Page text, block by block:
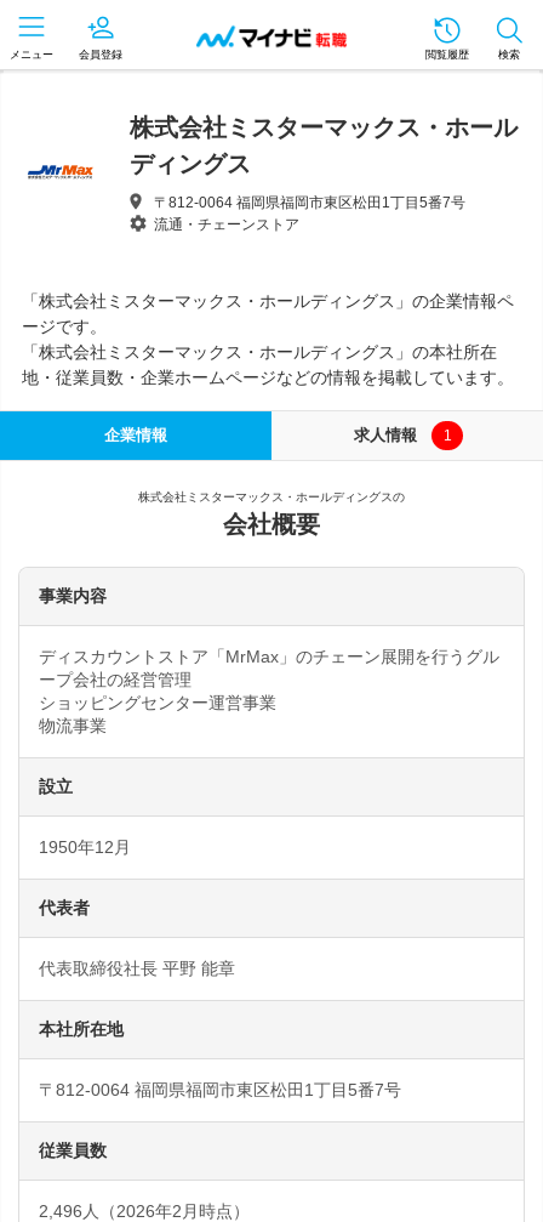
メニュー 会員登録 閲覧履歴 検索
株式会社ミスターマックス・ホール
ディングス
〒812-0064 福岡県福岡市東区松田1丁目5番7号
流通・チェーンストア
「株式会社ミスターマックス・ホールディングス」の企業情報ペ
ージです。
「株式会社ミスターマックス・ホールディングス」の本社所在
地・従業員数・企業ホームページなどの情報を掲載しています。
企業情報 求人情報 1
株式会社ミスターマックス・ホールディングスの
会社概要
事業内容
ディスカウントストア「MrMax」のチェーン展開を行うグル
ープ会社の経営管理
ショッピングセンター運営事業
物流事業
設立
1950年12月
代表者
代表取締役社長 平野 能章
本社所在地
〒812-0064 福岡県福岡市東区松田1丁目5番7号
従業員数
2,496人（2026年2月時点）